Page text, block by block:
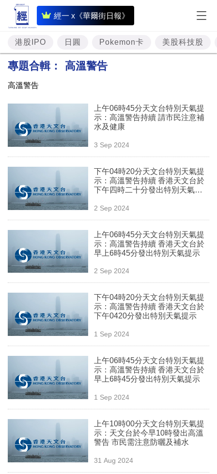
經一 x《華爾街日報》
即
時
財
經
資
樓
市
理
財
商
技
場
生
活
時
專
欄
閱
專
區
港股IPO 日圓 Pokemon卡 美股科技股
專題合輯： 高溫警告
高溫警告
上午06時45分天文台特別天氣提
示：高溫警告持續 請市民注意補
水及健康
3 Sep 2024
下午04時20分天文台特別天氣提
示：高溫警告持續 香港天文台於
下午四時二十分發出特別天氣提
2 Sep 2024
上午06時45分天文台特別天氣提
示：高溫警告持續 香港天文台於
早上6時45分發出特別天氣提示
2 Sep 2024
下午04時20分天文台特別天氣提
示：高溫警告持續 香港天文台於
下午0420分發出特別天氣提示
1 Sep 2024
上午06時45分天文台特別天氣提
示：高溫警告持續 香港天文台於
早上6時45分發出特別天氣提示
1 Sep 2024
上午10時00分天文台特別天氣提
示：天文台於今早10時發出高溫
警告 市民需注意防曬及補水
31 Aug 2024